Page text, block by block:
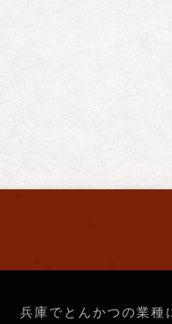
兵庫でとんかつの業種